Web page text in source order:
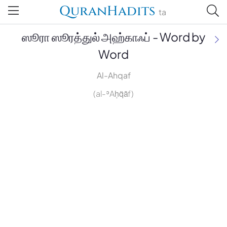
QuranHadits ta
ஸூரா ஸூரத்துல் அஹ்காஃப் - Word by
Word
Al-Ahqaf
(al-ʾAḥq̈āf)